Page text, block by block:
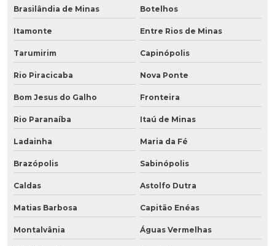
Brasilândia de Minas Botelhos
Itamonte Entre Rios de Minas
Tarumirim Capinópolis
Rio Piracicaba Nova Ponte
Bom Jesus do Galho Fronteira
Rio Paranaíba Itaú de Minas
Ladainha Maria da Fé
Brazópolis Sabinópolis
Caldas Astolfo Dutra
Matias Barbosa Capitão Enéas
Montalvânia Águas Vermelhas